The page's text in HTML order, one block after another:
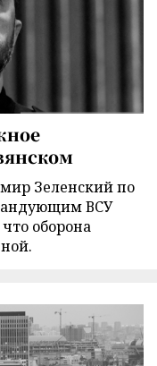
Зеленский по
ВСУ
оборона